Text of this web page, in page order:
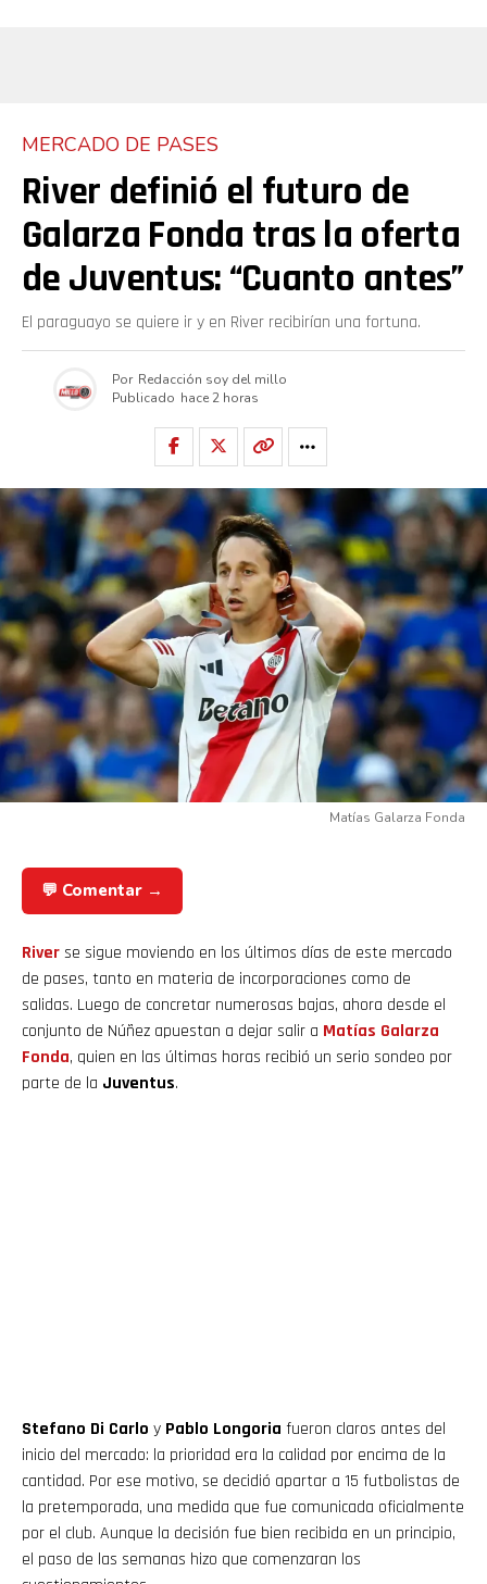
MERCADO DE PASES
River definió el futuro de
Galarza Fonda tras la oferta
de Juventus: “Cuanto antes”
El paraguayo se quiere ir y en River recibirían una fortuna.
Por Redacción soy del millo
Publicado hace 2 horas
Matías Galarza Fonda
💬 Comentar →
Riverse sigue moviendo en los últimos días de este mercado
de pases, tanto en materia de incorporaciones como de
salidas. Luego de concretar numerosas bajas, ahora desde el
conjunto de Núñez apuestan a dejar salir a Matías Galarza
Fonda, quien en las últimas horas recibió un serio sondeo por
parte de la Juventus.
Stefano Di Carlo y Pablo Longoria fueron claros antes del
inicio del mercado: la prioridad era la calidad por encima de la
cantidad. Por ese motivo, se decidió apartar a 15 futbolistas de
la pretemporada, una medida que fue comunicada oficialmente
por el club. Aunque la decisión fue bien recibida en un principio,
el paso de las semanas hizo que comenzaran los